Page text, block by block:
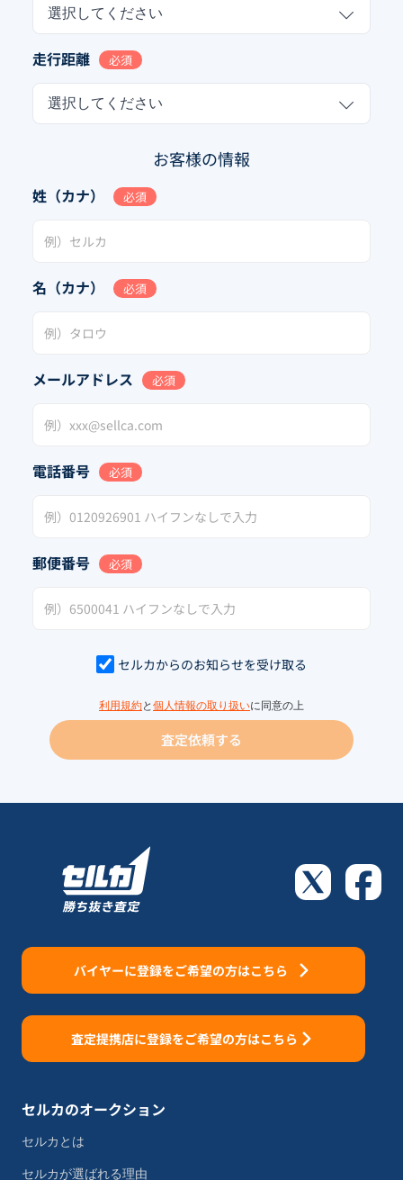
選択してください
走行距離 必須
選択してください
お客様の情報
姓（カナ） 必須
名（カナ） 必須
メールアドレス 必須
電話番号 必須
郵便番号 必須
セルカからのお知らせを受け取る
利用規約と 個人情報の取り扱いに同意の上
査定依頼する
バイヤーに登録をご希望の方はこちら
査定提携店に登録をご希望の方はこちら
セルカのオークション
セルカとは
セルカが選ばれる理由